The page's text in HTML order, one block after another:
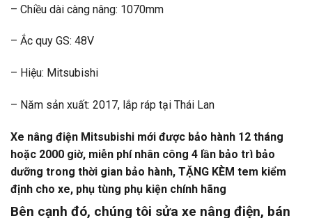
– Chiều dài càng nâng: 1070mm
– Ắc quy GS: 48V
– Hiệu: Mitsubishi
– Năm sản xuất: 2017, lắp ráp tại Thái Lan
Xe nâng điện Mitsubishi mới được bảo hành 12 tháng
hoặc 2000 giờ, miễn phí nhân công 4 lần bảo trì bảo
dưỡng trong thời gian bảo hành, TẶNG KÈM tem kiểm
định cho xe, phụ tùng phụ kiện chính hãng
Bên cạnh đó, chúng tôi sửa xe nâng điện, bán